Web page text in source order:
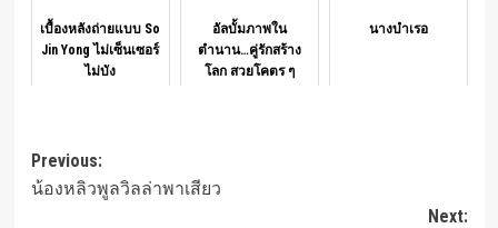
เบื้องหลังถ่ายแบบ So
Jin Yong ไม่เซ็นเซอร์
ไม่บัง
อัลบั้มภาพใน
ตำนาน…คู่รักสร้าง
โลก สวยโคตร ๆ
นางบำเรอ
Post
navigation
Previous:
น้องหลิวพูลวิลล่าพาเสียว
Next: